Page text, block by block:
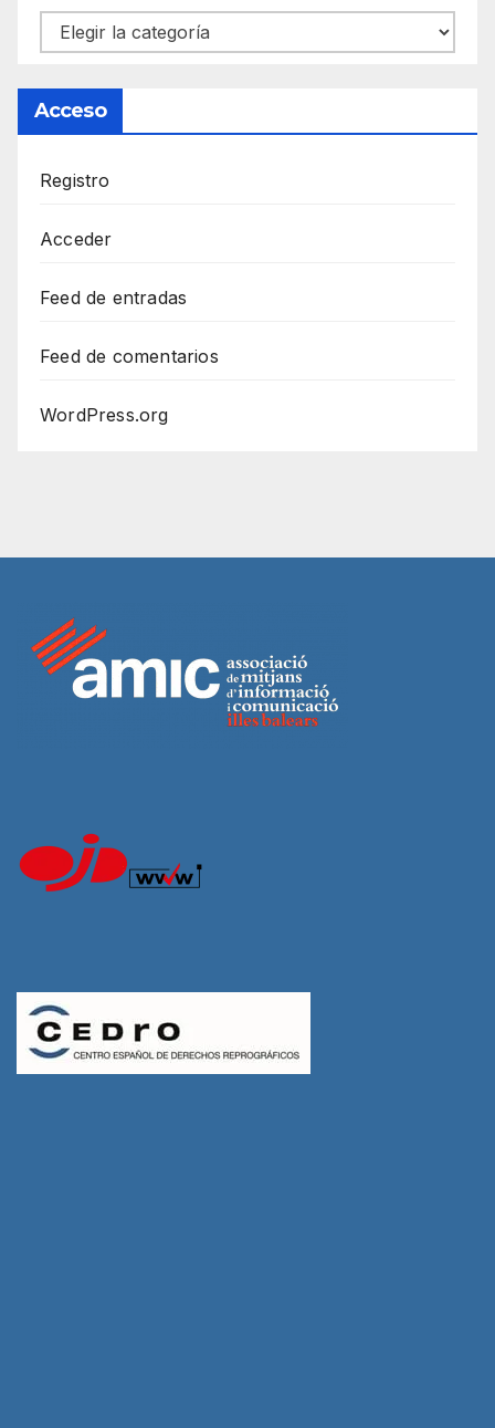
Categorías
Acceso
Registro
Acceder
Feed de entradas
Feed de comentarios
WordPress.org